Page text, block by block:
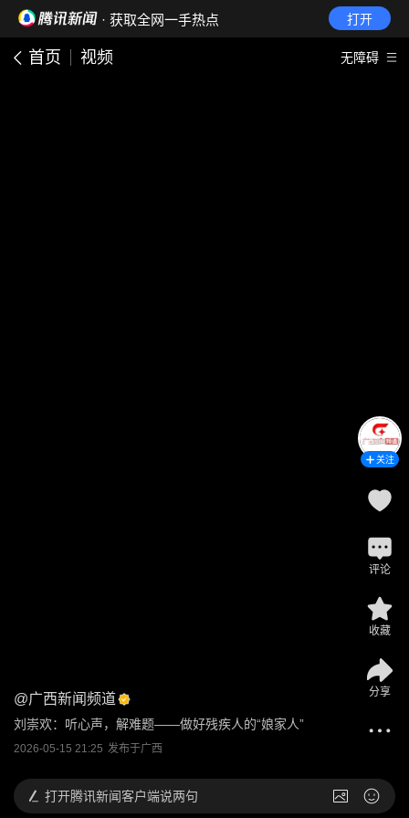
· 获取全网一手热点 打开
首页 视频 无障碍
@广西新闻频道
刘崇欢：听心声，解难题——做好残疾人的“娘家人”
2026-05-15 21:25 发布于广西
关注
评论
收藏
分享
打开腾讯新闻客户端说两句